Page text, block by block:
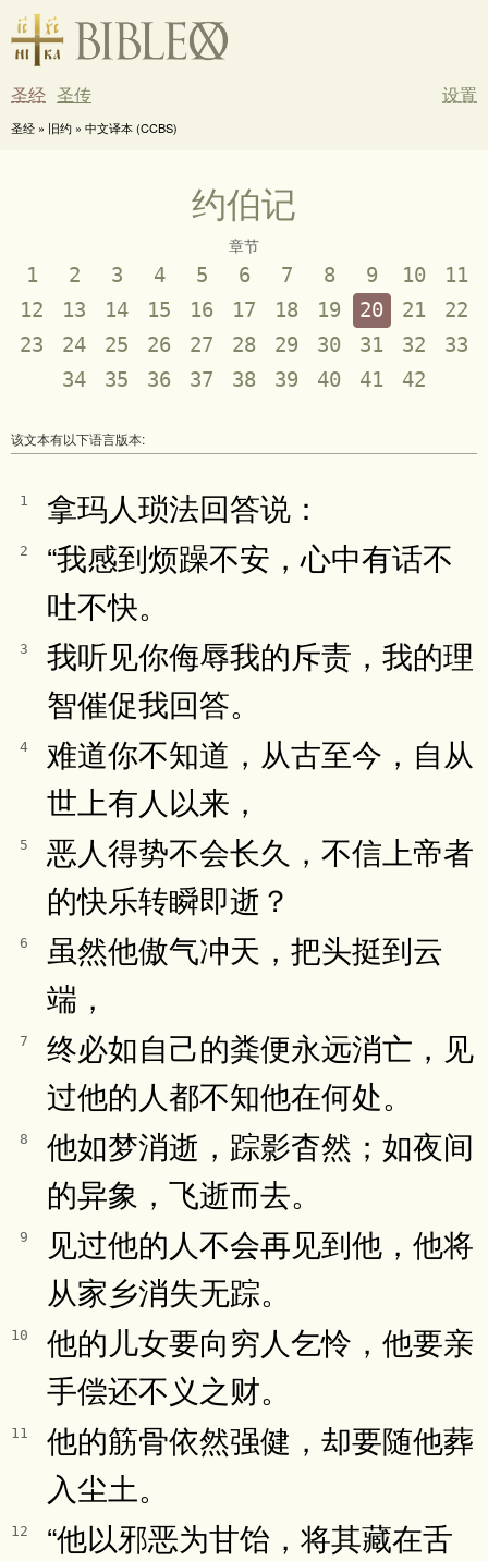
圣经 圣传 设置
圣经 » 旧约 » 中文译本 (CCBS)
约伯记
章节
1 2 3 4 5 6 7 8 9 10
11
12
13 14 15 16 17 18 19 20 21
22
23
24 25 26 27 28 29 30 31 32
33
34
35 36 37 38 39 40 41 42
该文本有以下语言版本:
1 拿玛人琐法回答说：
2
“我感到烦躁不安，心中有话不
吐不快。
3
我听见你侮辱我的斥责，我的理
智催促我回答。
4
难道你不知道，从古至今，自从
世上有人以来，
5
恶人得势不会长久，不信上帝者
的快乐转瞬即逝？
6
虽然他傲气冲天，把头挺到云
端，
7
终必如自己的粪便永远消亡，见
过他的人都不知他在何处。
8
他如梦消逝，踪影杳然；如夜间
的异象，飞逝而去。
9
见过他的人不会再见到他，他将
从家乡消失无踪。
10
他的儿女要向穷人乞怜，他要亲
手偿还不义之财。
11
他的筋骨依然强健，却要随他葬
入尘土。
12
“他以邪恶为甘饴，将其藏在舌